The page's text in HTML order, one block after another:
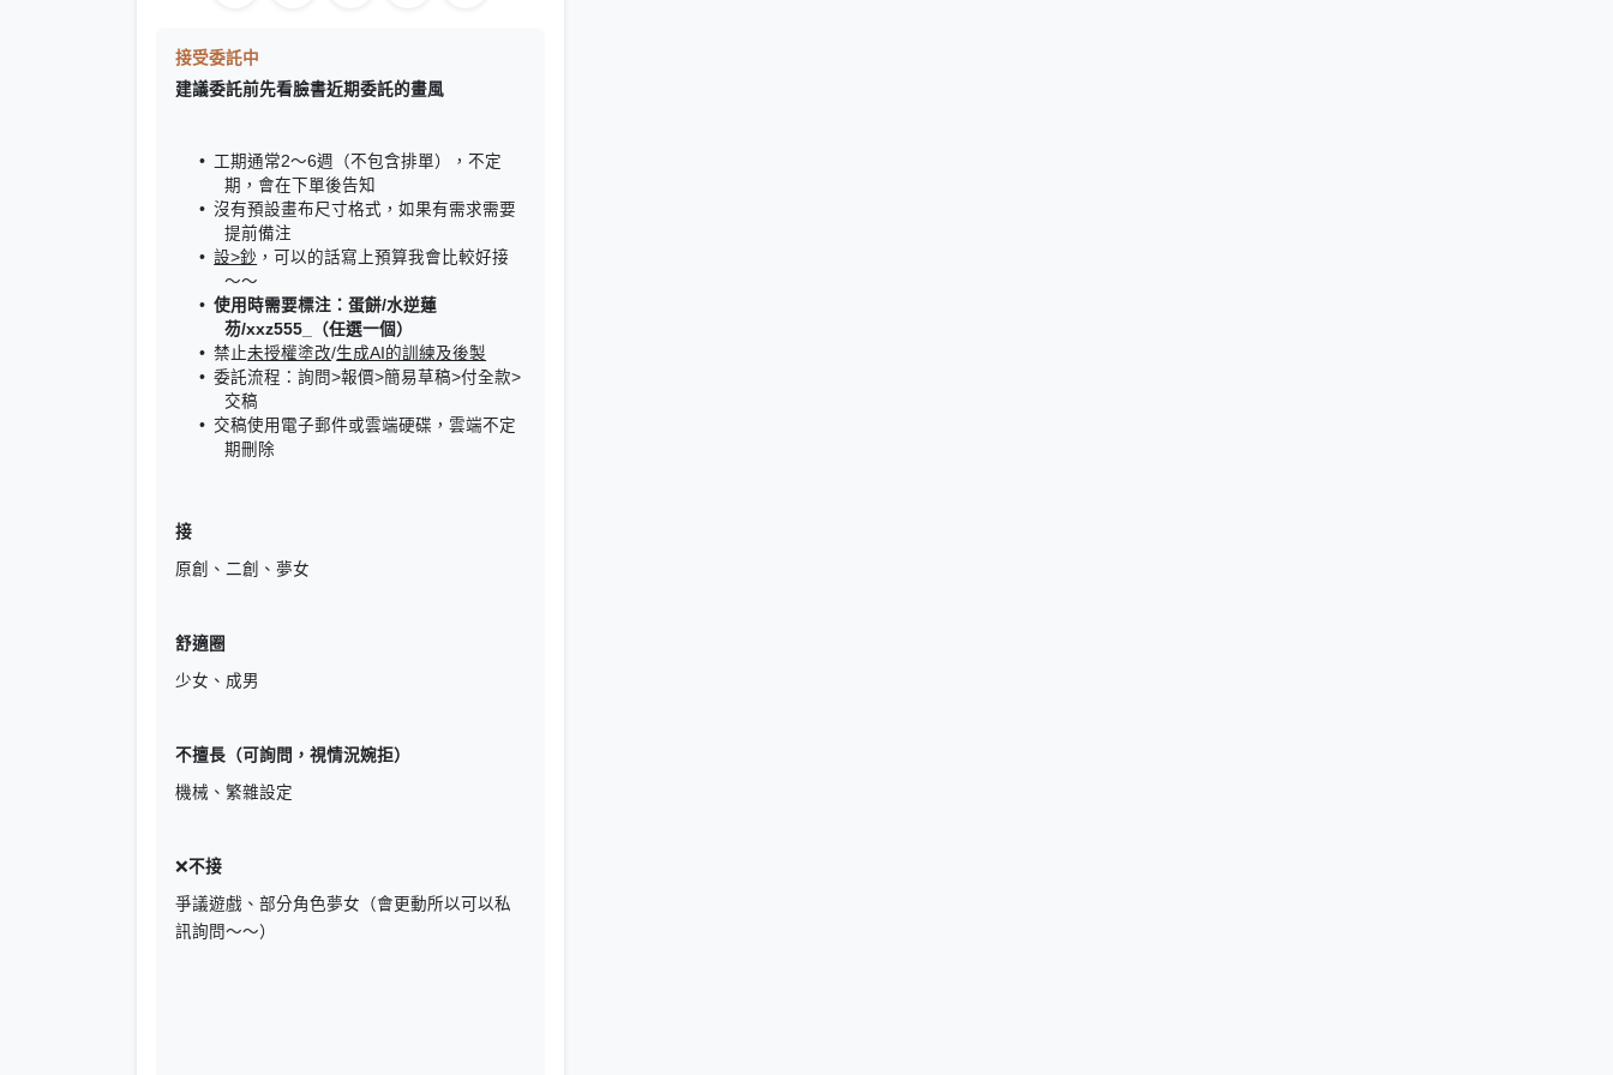
接受委託中
建議委託前先看臉書近期委託的畫風
工期通常2～6週（不包含排單），不定
期，會在下單後告知
沒有預設畫布尺寸格式，如果有需求需要
提前備注
設>鈔 ，可以的話寫上預算我會比較好接
～～
使用時需要標注：蛋餅/水逆蓮
芴/xxz555_（任選一個）
禁止未授權塗改/生成AI的訓練及後製
委託流程：詢問>報價>簡易草稿>付全款>
交稿
交稿使用電子郵件或雲端硬碟，雲端不定
期刪除
接
原創、二創、夢女
舒適圈
少女、成男
不擅長（可詢問，視情況婉拒）
機械、繁雜設定
❌不接
爭議遊戲、部分角色夢女（會更動所以可以私
訊詢問～～）